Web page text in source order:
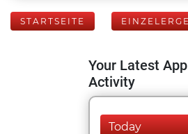
STARTSEITE
Your Latest App
Activity
Today